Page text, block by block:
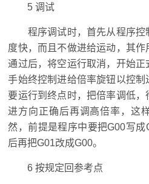
5 调试
程序调试时，首先从程序控
度快，而且不做进给运动，其
通过后，将空运行取消，开始
手始终控制进给倍率旋钮以控
要运行到终点时，把倍率调低
进方向正确后再调高倍率，这
然，前提是程序中要把G00写
后再把G01改成G00。
6 按规定回参考点